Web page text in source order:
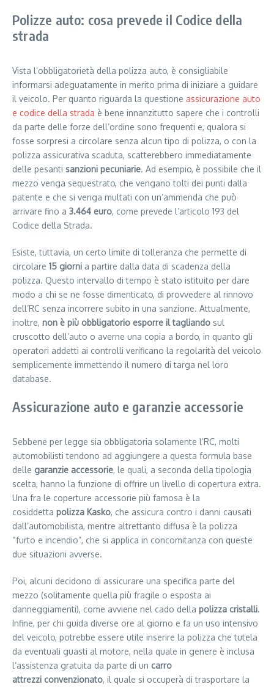
Polizze auto: cosa prevede il Codice della
strada
Vista l’obbligatorietà della polizza auto, è consigliabile
informarsi adeguatamente in merito prima di iniziare a guidare
il veicolo. Per quanto riguarda la questione assicurazione auto
e codice della strada è bene innanzitutto sapere che i controlli
da parte delle forze dell’ordine sono frequenti e, qualora si
fosse sorpresi a circolare senza alcun tipo di polizza, o con la
polizza assicurativa scaduta, scatterebbero immediatamente
delle pesanti sanzioni pecuniarie. Ad esempio, è possibile che il
mezzo venga sequestrato, che vengano tolti dei punti dalla
patente e che si venga multati con un’ammenda che può
arrivare fino a 3.464 euro, come prevede l’articolo 193 del
Codice della Strada.
Esiste, tuttavia, un certo limite di tolleranza che permette di
circolare 15 giorni a partire dalla data di scadenza della
polizza. Questo intervallo di tempo è stato istituito per dare
modo a chi se ne fosse dimenticato, di provvedere al rinnovo
dell’RC senza incorrere subito in una sanzione. Attualmente,
inoltre, non è più obbligatorio esporre il tagliando sul
cruscotto dell’auto o averne una copia a bordo, in quanto gli
operatori addetti ai controlli verificano la regolarità del veicolo
semplicemente immettendo il numero di targa nel loro
database.
Assicurazione auto e garanzie accessorie
Sebbene per legge sia obbligatoria solamente l’RC, molti
automobilisti tendono ad aggiungere a questa formula base
delle garanzie accessorie, le quali, a seconda della tipologia
scelta, hanno la funzione di offrire un livello di copertura extra.
Una fra le coperture accessorie più famosa è la
cosiddetta polizza Kasko, che assicura contro i danni causati
dall’automobilista, mentre altrettanto diffusa è la polizza
“furto e incendio”, che si applica in concomitanza con queste
due situazioni avverse.
Poi, alcuni decidono di assicurare una specifica parte del
mezzo (solitamente quella più fragile o esposta ai
danneggiamenti), come avviene nel cado della polizza cristalli.
Infine, per chi guida diverse ore al giorno e fa un uso intensivo
del veicolo, potrebbe essere utile inserire la polizza che tutela
da eventuali guasti al motore, nella quale in genere è inclusa
l’assistenza gratuita da parte di un carro
attrezzi convenzionato, il quale si occuperà di trasportare la